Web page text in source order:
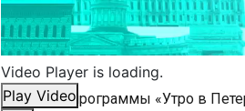
Video Player is loading.
Play Video
В гостях у программы «Утро​ в​